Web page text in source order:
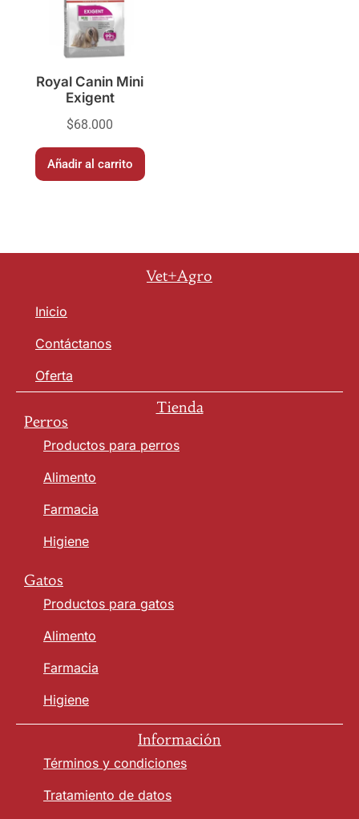
Royal Canin Mini
Exigent
$68.000
Añadir al carrito
Vet+Agro
Inicio
Contáctanos
Oferta
Tienda
Perros
Productos para perros
Alimento
Farmacia
Higiene
Gatos
Productos para gatos
Alimento
Farmacia
Higiene
Información
Términos y condiciones
Tratamiento de datos